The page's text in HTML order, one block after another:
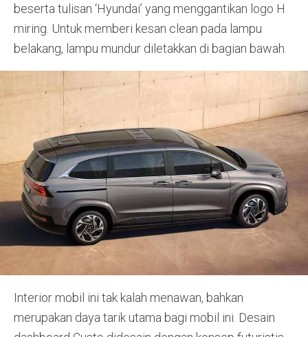
beserta tulisan ‘Hyundai’ yang menggantikan logo H
miring. Untuk memberi kesan clean pada lampu
belakang, lampu mundur diletakkan di bagian bawah.
Interior mobil ini tak kalah menawan, bahkan
merupakan daya tarik utama bagi mobil ini. Desain